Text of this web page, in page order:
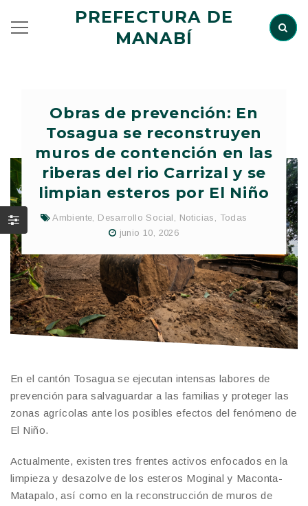
PREFECTURA DE
MANABÍ
Obras de prevención: En
Tosagua se reconstruyen
muros de contención en las
riberas del rio Carrizal y se
limpian esteros por El Niño
Ambiente Desarrollo Social Noticias
Todas
junio 10, 2026
En el cantón Tosagua se ejecutan intensas labores de
prevención para salvaguardar a las familias y proteger las
zonas agrícolas ante los posibles efectos del fenómeno de
El Niño.
Actualmente, existen tres frentes activos enfocados en la
limpieza y desazolve de los esteros Moginal y Maconta-
Matapalo, así como en la reconstrucción de muros de